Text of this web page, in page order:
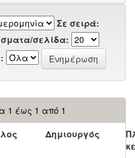
Σε σειρά:
σελίδα:
1 έως 1 από 1
Δημιουργός